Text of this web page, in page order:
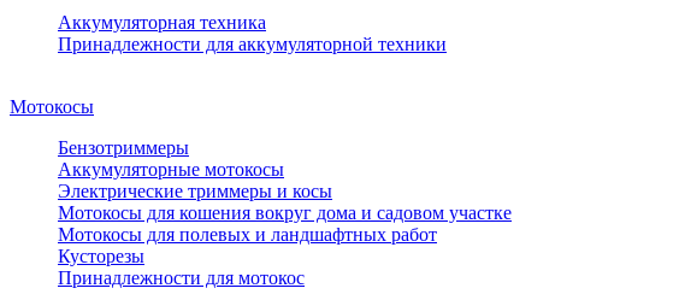
Аккумуляторная техника
Принадлежности для аккумуляторной техники
Мотокосы
Бензотриммеры
Аккумуляторные мотокосы
Электрические триммеры и косы
Мотокосы для кошения вокруг дома и садовом участке
Мотокосы для полевых и ландшафтных работ
Кусторезы
Принадлежности для мотокос